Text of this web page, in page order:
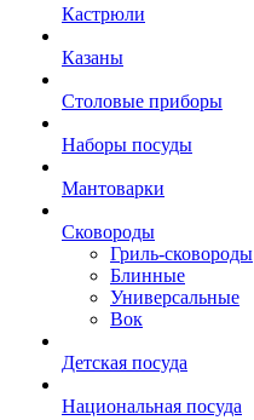
Кастрюли
Казаны
Столовые приборы
Наборы посуды
Мантоварки
Сковороды
Гриль-сковороды
Блинные
Универсальные
Вок
Детская посуда
Национальная посуда